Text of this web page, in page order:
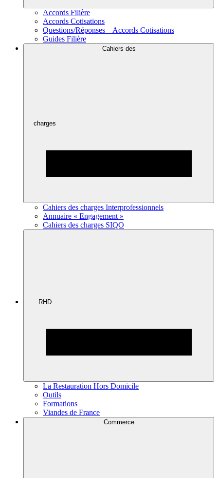
Accords Filière
Accords Cotisations
Questions/Réponses – Accords Cotisations
Guides Filière
Cahiers des
charges
Cahiers des charges Interprofessionnels
Annuaire « Engagement »
Cahiers des charges SIQO
RHD
La Restauration Hors Domicile
Outils
Formations
Viandes de France
Commerce